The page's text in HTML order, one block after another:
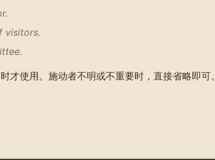
visitors.
使用。施动者不明或不重要时，直接省略即可。